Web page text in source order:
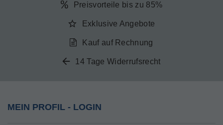
Preisvorteile bis zu 85%
Exklusive Angebote
Kauf auf Rechnung
14 Tage Widerrufsrecht
MEIN PROFIL - LOGIN